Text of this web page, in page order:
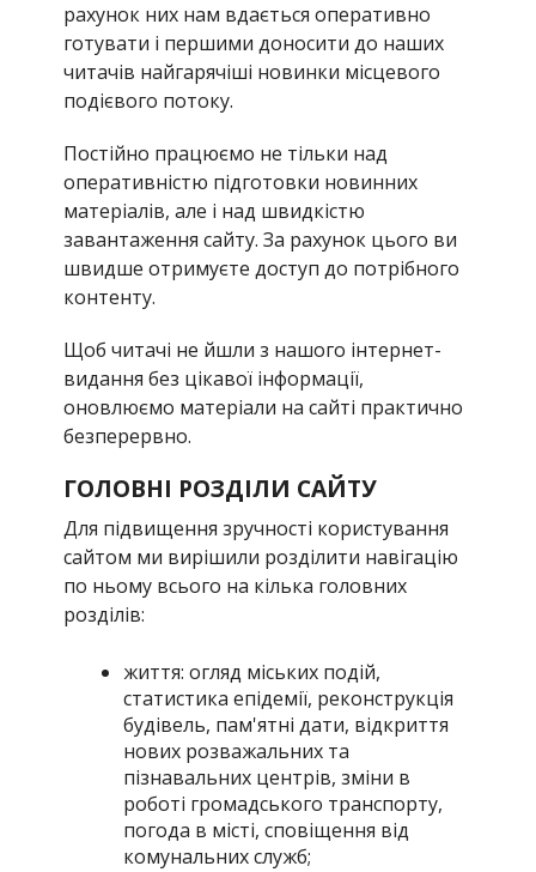
рахунок них нам вдається оперативно
готувати і першими доносити до наших
читачів найгарячіші новинки місцевого
подієвого потоку.
Постійно працюємо не тільки над
оперативністю підготовки новинних
матеріалів, але і над швидкістю
завантаження сайту. За рахунок цього ви
швидше отримуєте доступ до потрібного
контенту.
Щоб читачі не йшли з нашого інтернет-
видання без цікавої інформації,
оновлюємо матеріали на сайті практично
безперервно.
ГОЛОВНІ РОЗДІЛИ САЙТУ
Для підвищення зручності користування
сайтом ми вирішили розділити навігацію
по ньому всього на кілька головних
розділів:
життя: огляд міських подій,
статистика епідемії, реконструкція
будівель, пам'ятні дати, відкриття
нових розважальних та
пізнавальних центрів, зміни в
роботі громадського транспорту,
погода в місті, сповіщення від
комунальних служб;